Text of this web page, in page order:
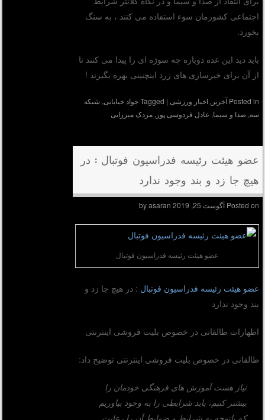
اجتماعی کشورمان سوء استفاده می کنند ، به سنگ
بخورد.
باید دید این عده دوباره چه سوژه ای را پیدا می کنند تا
از آن برای خبرسازی های زرد اینچنینی بهره بگیرند !
Posted inآخرین اخبار ورزشی |
Taggedجواد خیابانی,شبکه
سه,صدا و سیما,عادل فردوسی پور, مزدک میرزایی
عضو هیئت رئیسه فدراسیون فوتبال : در
هیچ جا زد و بند وجود ندارد
Posted onآگوست 25, 2019 by
asaran
عضو هیئت رئیسه فدراسیون فوتبال
عضو هیئت رئیسه فدراسیون فوتبال : در هیچ جا زد و
بند وجود ندارد
اظهارات طالقانی در خصوص بلیت فروشی اینترنتی
طالقانی در خصوص بلیت فروشی اینترنتی توضیح داد:
نیاز هست آموزش های فرهنگی خودمان را
بیشتر کنیم، باید شرایطی را به وجود بیاوریم
که باتوجه به شرایط و ضوابط آن را رعایت